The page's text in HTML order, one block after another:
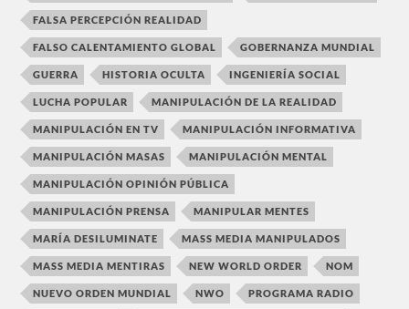
FALSA PERCEPCIÓN REALIDAD
FALSO CALENTAMIENTO GLOBAL GOBERNANZA MUNDIAL
GUERRA HISTORIA OCULTA INGENIERÍA SOCIAL
LUCHA POPULAR MANIPULACIÓN DE LA REALIDAD
MANIPULACIÓN EN TV MANIPULACIÓN INFORMATIVA
MANIPULACIÓN MASAS MANIPULACIÓN MENTAL
MANIPULACIÓN OPINIÓN PÚBLICA
MANIPULACIÓN PRENSA MANIPULAR MENTES
MARÍA DESILUMINATE MASS MEDIA MANIPULADOS
MASS MEDIA MENTIRAS NEW WORLD ORDER NOM
NUEVO ORDEN MUNDIAL NWO PROGRAMA RADIO